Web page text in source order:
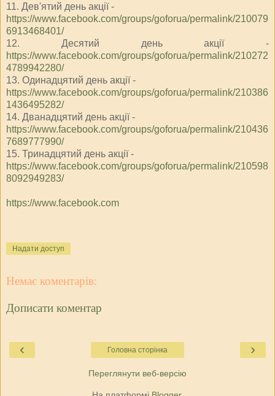
11. Дев'ятий день акції -
https://www.facebook.com/groups/goforua/permalink/210079
6913468401/
12. Десятий день акції -
https://www.facebook.com/groups/goforua/permalink/210272
4789942280/
13. Одинадцятий день акції -
https://www.facebook.com/groups/goforua/permalink/210386
1436495282/
14. Дванадцятий день акції -
https://www.facebook.com/groups/goforua/permalink/210436
7689777990/
15. Тринадцятий день акції -
https://www.facebook.com/groups/goforua/permalink/210598
8092949283/
https://www.facebook.com
Надати доступ
Немає коментарів:
Дописати коментар
‹ ›
Головна сторінка
Переглянути веб-версію